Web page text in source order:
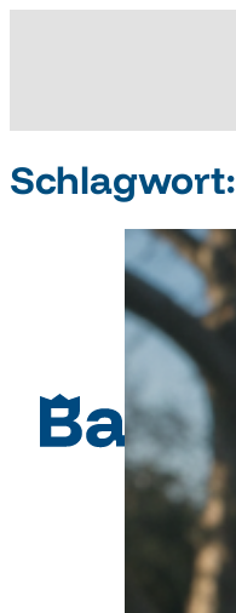
Schlagwort: